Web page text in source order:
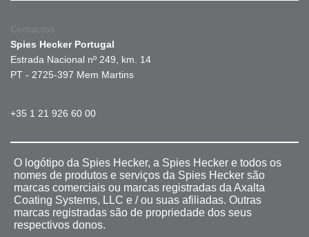
Contactos
Spies Hecker Portugal
Estrada Nacional nº 249, km. 14
PT - 2725-397 Mem Martins
+35 1 21 926 60 00
O logótipo da Spies Hecker, a Spies Hecker e todos os
nomes de produtos e serviços da Spies Hecker são
marcas comerciais ou marcas registradas da Axalta
Coating Systems, LLC e / ou suas afiliadas. Outras
marcas registradas são de propriedade dos seus
respectivos donos.